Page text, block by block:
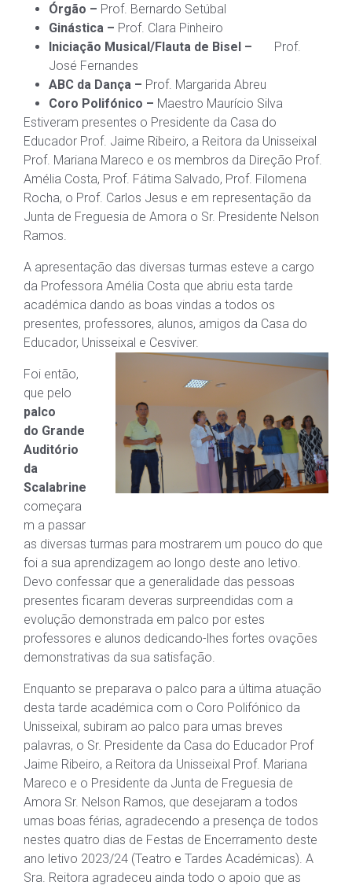
Órgão – Prof. Bernardo Setúbal
Ginástica – Prof. Clara Pinheiro
Iniciação Musical/Flauta de Bisel –
Prof.
José Fernandes
ABC da Dança – Prof. Margarida Abreu
Coro Polifónico – Maestro Maurício Silva
Estiveram presentes o Presidente da Casa do
Educador Prof. Jaime Ribeiro, a Reitora da Unisseixal
Prof. Mariana Mareco e os membros da Direção Prof.
Amélia Costa, Prof. Fátima Salvado, Prof. Filomena
Rocha, o Prof. Carlos Jesus e em representação da
Junta de Freguesia de Amora o Sr. Presidente Nelson
Ramos.
A apresentação das diversas turmas esteve a cargo
da Professora Amélia Costa que abriu esta tarde
académica dando as boas vindas a todos os
presentes, professores, alunos, amigos da Casa do
Educador, Unisseixal e Cesviver.
Foi então,
que pelo
palco
do Grande
Auditório
da
Scalabrine
começara
m a passar
as diversas turmas para mostrarem um pouco do que
foi a sua aprendizagem ao longo deste ano letivo.
Devo confessar que a generalidade das pessoas
presentes ficaram deveras surpreendidas com a
evolução demonstrada em palco por estes
professores e alunos dedicando-lhes fortes ovações
demonstrativas da sua satisfação.
Enquanto se preparava o palco para a última atuação
desta tarde académica com o Coro Polifónico da
Unisseixal, subiram ao palco para umas breves
palavras, o Sr. Presidente da Casa do Educador Prof
Jaime Ribeiro, a Reitora da Unisseixal Prof. Mariana
Mareco e o Presidente da Junta de Freguesia de
Amora Sr. Nelson Ramos, que desejaram a todos
umas boas férias, agradecendo a presença de todos
nestes quatro dias de Festas de Encerramento deste
ano letivo 2023/24 (Teatro e Tardes Académicas). A
Sra. Reitora agradeceu ainda todo o apoio que as